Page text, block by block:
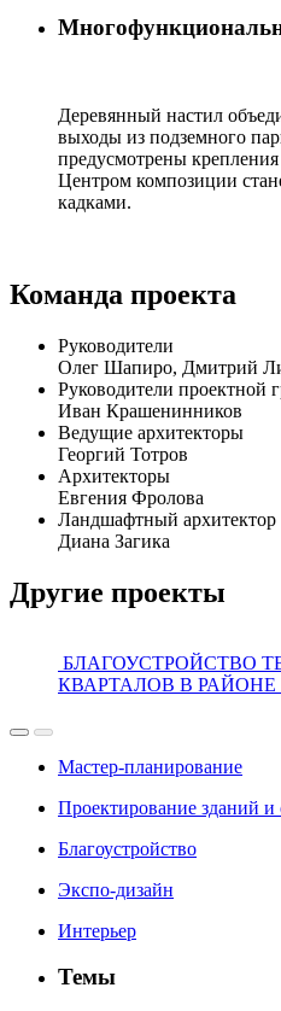
Деревянный настил
выходы из подземного
предусмотрены
Центром композиции
кадками.
Команда проекта
Руководители
Олег Шапиро, Дмитрий
Руководители проектной
Иван Крашенинников
Ведущие архитекторы
Георгий Тотров
Архитекторы
Евгения Фролова
Ландшафтный архитектор
Диана Загика
Другие проекты
БЛАГОУСТРОЙСТВО
КВАРТАЛОВ В
Мастер-планирование
Проектирование зданий
Благоустройство
Экспо-дизайн
Интерьер
Темы